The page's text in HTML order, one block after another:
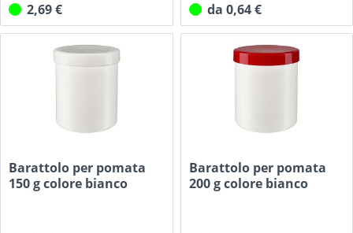
2,69 € da 0,64 €
Barattolo per pomata
150 g colore bianco
Barattolo per pomata
200 g colore bianco